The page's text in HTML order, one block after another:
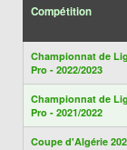
Compétition
Championnat de
Pro - 2022/2023
Championnat de
Pro - 2021/2022
Coupe d'Algérie